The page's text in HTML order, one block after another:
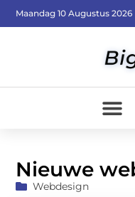
Maandag 10 Augustus 2026
Nieuwe
Webdesign